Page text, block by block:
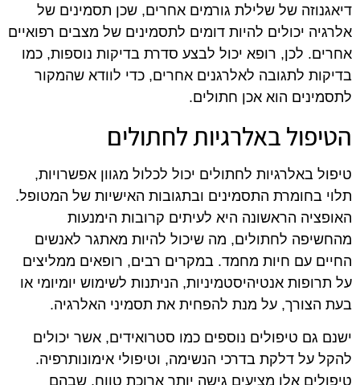
דיאגנוזה של שלילת גורמים אחרים, שכן תסמינים של
אלרגיה יכולים להיות דומים לתסמינים של מצבים רפואיים
אחרים. לכן, רופא יכול לבצע סדרת בדיקות נוספות, כמו
בדיקות לתגובה לאלרגנים אחרים, כדי לוודא שהמקור
לתסמינים הוא אכן חתולים.
הטיפול באלרגיות לחתולים
טיפול באלרגיות לחתולים יכול לכלול מגוון אפשרויות,
תלוי בחומרת התסמינים ובתגובות האישיות של המטופל.
האופציה הראשונה היא לעיתים קרובות הימנעות
מהחשיפה לחתולים, מה שיכול להיות מאתגר לאנשים
החיים עם חיות מחמד. במקרים רבים, רופאים ממליצים
על תרופות אנטיהיסטמיניות, הניתנות לשימוש יומיומי או
בעת הצורך, על מנת להפחית את תסמיני האלרגיה.
ישנם גם טיפולים נוספים כמו סטרואידים, אשר יכולים
להקל על דלקת בדרכי הנשימה, וטיפולי אימונותרפיה.
טיפולים אלו מציעים גישה יותר ארוכת טווח, שבהם